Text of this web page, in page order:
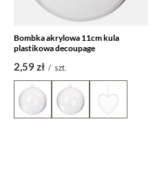
Bombka akrylowa 11cm kula
plastikowa decoupage
2,59 zł / szt.